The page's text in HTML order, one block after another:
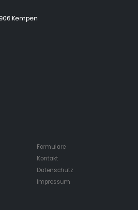
Kempen
Formulare
Kontakt
Datenschutz
Impressum